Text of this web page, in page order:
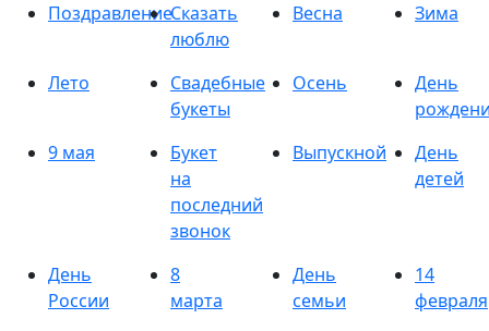
ПоздравлениеСказать
люблю
Весна Зима
Лето
Свадебные
букеты
Осень
День
9 мая
Букет
на
последний
звонок
Выпускной
День
детей
День
России
8
марта
День
семьи
14
февраля